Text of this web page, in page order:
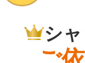
シ